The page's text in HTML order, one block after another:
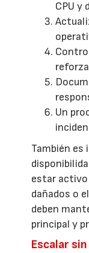
CPU y
Un
También
estar activo
dañados o
deben
principal y
Escalar